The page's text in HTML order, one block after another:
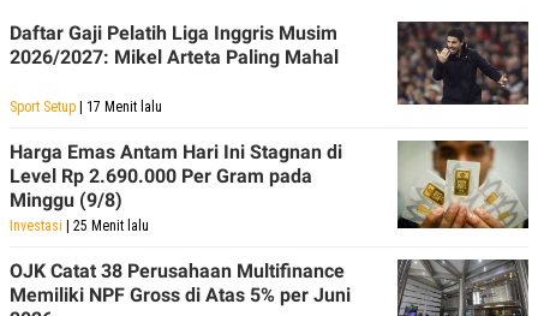
Daftar Gaji Pelatih Liga Inggris Musim
2026/2027: Mikel Arteta Paling Mahal
Sport Setup | 17 Menit lalu
Harga Emas Antam Hari Ini Stagnan di
Level Rp 2.690.000 Per Gram pada
Minggu (9/8)
Investasi | 25 Menit lalu
OJK Catat 38 Perusahaan Multifinance
Memiliki NPF Gross di Atas 5% per Juni